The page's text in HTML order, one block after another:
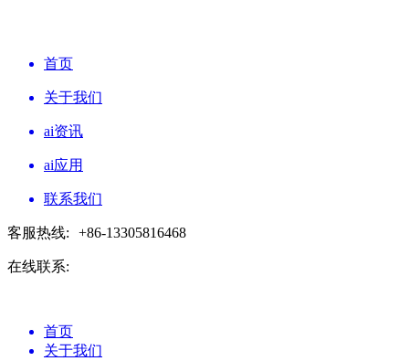
首页
关于我们
ai资讯
ai应用
联系我们
客服热线: +86-13305816468
在线联系:
首页
关于我们